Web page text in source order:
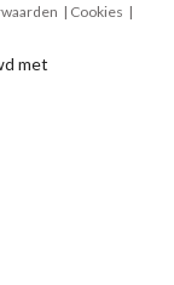
| Cookies |
met